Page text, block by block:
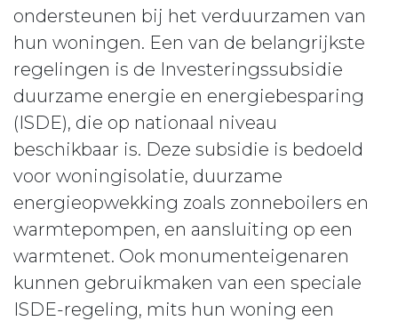
ondersteunen bij het verduurzamen van
hun woningen. Een van de belangrijkste
regelingen is de Investeringssubsidie
duurzame energie en energiebesparing
(ISDE), die op nationaal niveau
beschikbaar is. Deze subsidie is bedoeld
voor woningisolatie, duurzame
energieopwekking zoals zonneboilers en
warmtepompen, en aansluiting op een
warmtenet. Ook monumenteigenaren
kunnen gebruikmaken van een speciale
ISDE-regeling, mits hun woning een